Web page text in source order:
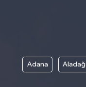
Adana Aladağ